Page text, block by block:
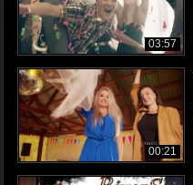
03:57
00:21